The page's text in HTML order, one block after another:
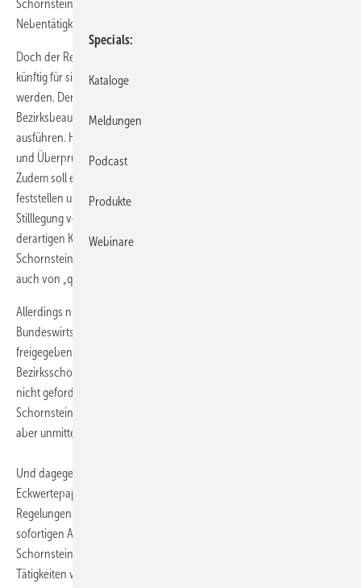
Schornsteinfegermonopols und die Aufhebung des
Nebentätigkeitsverbotes.
Doch der Reihe nach. Die 8000 Kehrbezirke in Deutschland sollen
künftig für sieben Jahre in einem Ausschreibungsverfahren vergeben
werden. Der Bezirksschornsteinfeger heißt laut Eckwertepapier künftig
Bezirksbeauftragter und soll auch weiterhin hoheitliche Aufgaben
ausführen. Hierzu zählen die Kontrolle über die Ausführung von Kehr-
und Überprüfungsarbeiten der Betriebssicherheit von Feuerstätten.
Zudem soll er wie bisher die Betriebssicherheit einer Feuerungsanlage
feststellen und ist auch befugt, eine Mängelbeseitigung oder eine
Stilllegung von amtlicher Seite anzuordnen. Aufgaben, die keine
derartigen Kontrollfunktio­nen beinhalten, wie die Reinigung von
Schornsteinen und Kaminen, sollen für den Wettbewerb geöffnet und
auch von „qualifizierten Handwerkern“ ausgeführt werden dürfen.
Allerdings nicht sofort. Laut Eckwertepapier des
Bundeswirtschaftsministeriums sollen die für den Wettbewerb
freigegebenen Arbeiten die nächsten fünf Jahre noch den bisherigen
Bezirksschornsteinfegern vorbehalten bleiben. Obwohl von der EU
nicht gefordert, will das BMWi das in § 14 des
Schornsteinfegergesetzes formulierte Nebenerwerbsverbot dagegen
aber unmittelbar aufheben.
Und dagegen und gegen viele andere Ungereimtheiten des
Eckwertepapiers wehrt sich der ZVSHK, denn die vorgesehenen
Regelungen benachteiligen das SHK-Handwerk vehement. Bei der
sofortigen Aufhebung des Nebenerwerbsverbots für
Schornsteinfeger käme es zu einer Verquickung hoheitlicher
Tätigkeiten wie Kontrolle und Prüfung der Feuerstätten mit den
Specials
Kataloge
Meldungen
Podcast
Produkte
Webinare